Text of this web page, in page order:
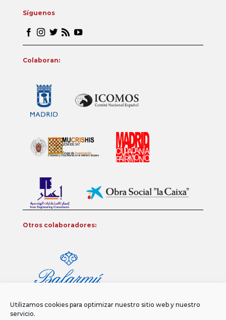
Utilizamos cookies para optimizar nuestro sitio web y nuestro
servicio.
Síguenos
Colaboran:
Otros colaboradores: